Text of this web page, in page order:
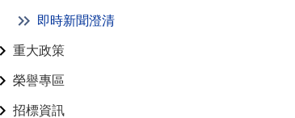
即時新聞澄清
重大政策
榮譽專區
招標資訊